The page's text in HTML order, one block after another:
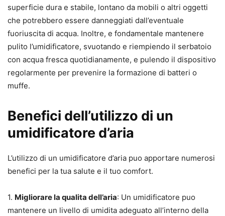
superficie dura e stabile, lontano da mobili o altri oggetti
che potrebbero essere danneggiati dall’eventuale
fuoriuscita di acqua. Inoltre, e fondamentale mantenere
pulito l’umidificatore, svuotando e riempiendo il serbatoio
con acqua fresca quotidianamente, e pulendo il dispositivo
regolarmente per prevenire la formazione di batteri o
muffe.
Benefici dell’utilizzo di un
umidificatore d’aria
L’utilizzo di un umidificatore d’aria puo apportare numerosi
benefici per la tua salute e il tuo comfort.
1. Migliorare la qualita dell’aria: Un umidificatore puo
mantenere un livello di umidita adeguato all’interno della